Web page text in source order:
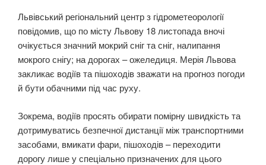
Львівський регіональний центр з гідрометеорології
повідомив, що по місту Львову 18 листопада вночі
очікується значний мокрий сніг та сніг, налипання
мокрого снігу; на дорогах – ожеледиця. Мерія Львова
закликає водіїв та пішоходів зважати на прогноз погоди
й бути обачними під час руху.
Зокрема, водіїв просять обирати помірну швидкість та
дотримуватись безпечної дистанції між транспортними
засобами, вмикати фари, пішоходів – переходити
дорогу лише у спеціально призначених для цього